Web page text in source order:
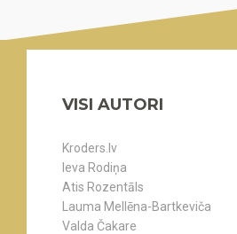
VISI AUTORI
Kroders.lv
Ieva Rodiņa
Atis Rozentāls
Lauma Mellēna-Bartkeviča
Valda Čakare